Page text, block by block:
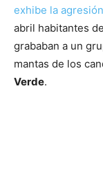
exhibe la agresión
abril habitantes
grababan a un
mantas de los
Verde.